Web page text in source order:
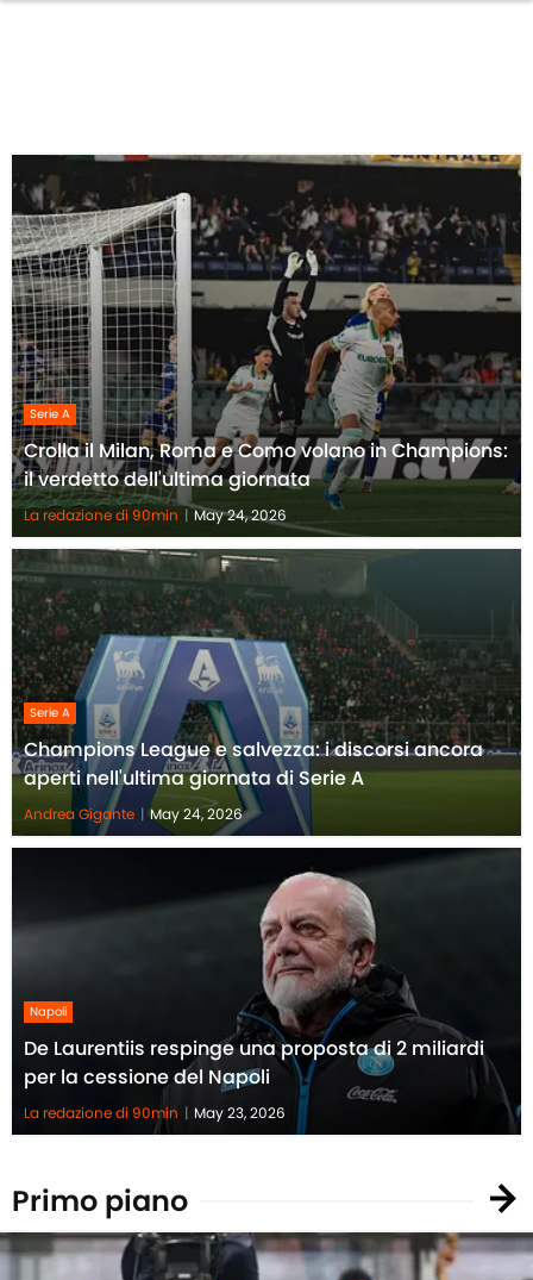
Serie A
Crolla il Milan, Roma e Como volano in Champions:
il verdetto dell'ultima giornata
La redazione di 90min | May 24, 2026
Serie A
Champions League e salvezza: i discorsi ancora
aperti nell'ultima giornata di Serie A
Andrea Gigante | May 24, 2026
Napoli
De Laurentiis respinge una proposta di 2 miliardi
per la cessione del Napoli
La redazione di 90min | May 23, 2026
Primo piano